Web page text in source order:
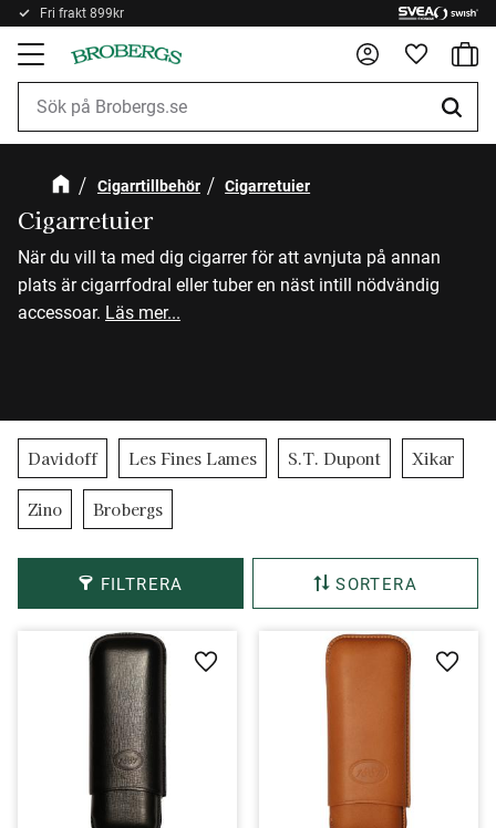
Meny
Fri frakt 899kr
Cigarrtillbehör Cigarretuier
Cigarretuier
När du vill ta med dig cigarrer för att avnjuta på annan
plats är cigarrfodral eller tuber en näst intill nödvändig
accessoar. Läs mer...
Davidoff Les Fines Lames S.T. Dupont Xikar
Zino Brobergs
FILTRERA SORTERA
Lägg till i favoriter Lägg